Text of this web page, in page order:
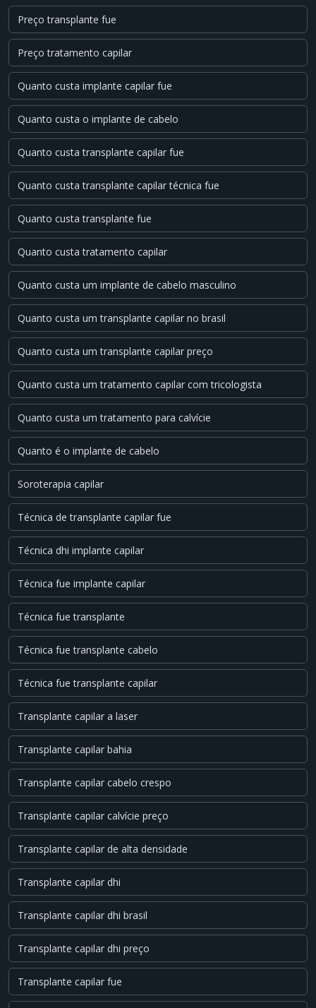
Preço transplante fue
Preço tratamento capilar
Quanto custa implante capilar fue
Quanto custa o implante de cabelo
Quanto custa transplante capilar fue
Quanto custa transplante capilar técnica fue
Quanto custa transplante fue
Quanto custa tratamento capilar
Quanto custa um implante de cabelo masculino
Quanto custa um transplante capilar no brasil
Quanto custa um transplante capilar preço
Quanto custa um tratamento capilar com tricologista
Quanto custa um tratamento para calvície
Quanto é o implante de cabelo
Soroterapia capilar
Técnica de transplante capilar fue
Técnica dhi implante capilar
Técnica fue implante capilar
Técnica fue transplante
Técnica fue transplante cabelo
Técnica fue transplante capilar
Transplante capilar a laser
Transplante capilar bahia
Transplante capilar cabelo crespo
Transplante capilar calvície preço
Transplante capilar de alta densidade
Transplante capilar dhi
Transplante capilar dhi brasil
Transplante capilar dhi preço
Transplante capilar fue